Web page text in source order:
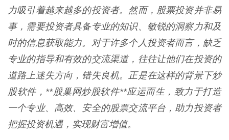
力吸引着越来越多的投资者。然而，股票投资并非易
事，需要投资者具备专业的知识、敏锐的洞察力和及
时的信息获取能力。对于许多个人投资者而言，缺乏
专业的指导和有效的交流渠道，往往让他们在投资的
道路上迷失方向，错失良机。正是在这样的背景下炒
股软件，**股巢网炒股软件**应运而生，致力于打造
一个专业、高效、安全的股票交流平台，助力投资者
把握投资机遇，实现财富增值。